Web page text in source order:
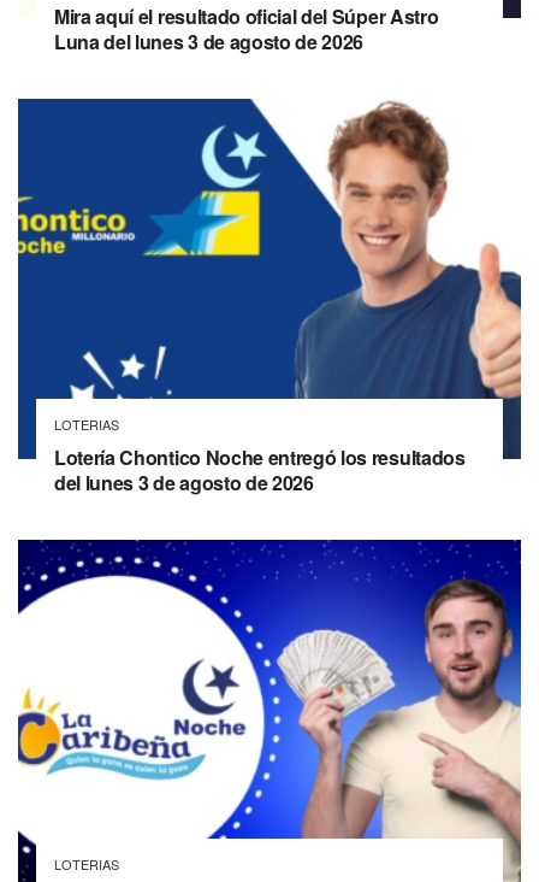
Mira aquí el resultado oficial del Súper Astro
Luna del lunes 3 de agosto de 2026
LOTERIAS
Lotería Chontico Noche entregó los resultados
del lunes 3 de agosto de 2026
LOTERIAS